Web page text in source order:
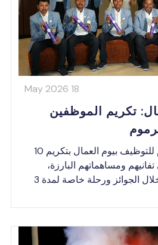
الموظفين
احتفلت شركة مارموم للتوظيف بيوم العمال بتكريم 10
البارزة،
وتقديراً لالتزامهم من خلال الجوائز ورحلة خاصة لمدة 3